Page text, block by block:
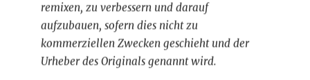
remixen, zu verbessern und darauf
aufzubauen, sofern dies nicht zu
kommerziellen Zwecken geschieht und der
Urheber des Originals genannt wird.